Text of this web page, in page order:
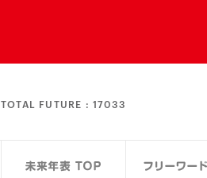
TOTAL FUTURE : 17033